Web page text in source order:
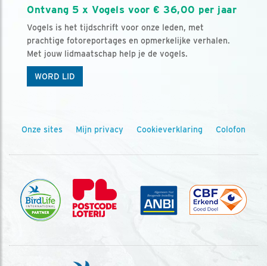
Ontvang 5 x Vogels voor € 36,00 per jaar
Vogels is het tijdschrift voor onze leden, met
prachtige fotoreportages en opmerkelijke verhalen.
Met jouw lidmaatschap help je de vogels.
WORD LID
Onze sites Mijn privacy Cookieverklaring Colofon